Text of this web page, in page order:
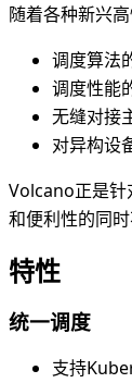
随着各种新兴
调度算法
调度性能
无缝对接
对异构设
Volcano正是针
和便利性的同
特性
统一调度
支持